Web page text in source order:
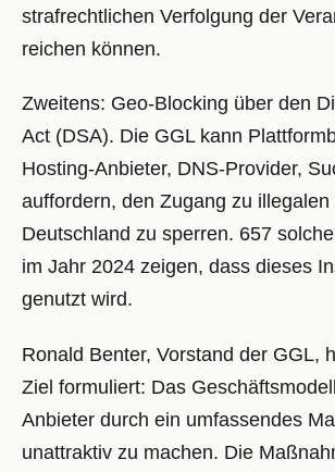
strafrechtlichen Verfolgung der
reichen können.
Zweitens: Geo-Blocking über den
Act (DSA). Die GGL kann
Hosting-Anbieter, DNS-Provider,
auffordern, den Zugang zu
Deutschland zu sperren. 657
im Jahr 2024 zeigen, dass dieses
genutzt wird.
Ronald Benter, Vorstand der GGL,
Ziel formuliert: Das
Anbieter durch ein umfassendes
unattraktiv zu machen. Die